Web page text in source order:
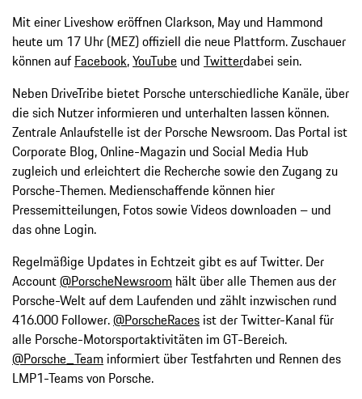
Mit einer Liveshow eröffnen Clarkson, May und Hammond
heute um 17 Uhr (MEZ) offiziell die neue Plattform. Zuschauer
können aufFacebook,YouTube und Twitterdabei sein.
Neben DriveTribe bietet Porsche unterschiedliche Kanäle, über
die sich Nutzer informieren und unterhalten lassen können.
Zentrale Anlaufstelle ist der Porsche Newsroom. Das Portal ist
Corporate Blog, Online-Magazin und Social Media Hub
zugleich und erleichtert die Recherche sowie den Zugang zu
Porsche-Themen. Medienschaffende können hier
Pressemitteilungen, Fotos sowie Videos downloaden – und
das ohne Login.
Regelmäßige Updates in Echtzeit gibt es auf Twitter. Der
Account@PorscheNewsroom hält über alle Themen aus der
Porsche-Welt auf dem Laufenden und zählt inzwischen rund
416.000 Follower.@PorscheRaces ist der Twitter-Kanal für
alle Porsche-Motorsportaktivitäten im GT-Bereich.
@Porsche_Team informiert über Testfahrten und Rennen des
LMP1-Teams von Porsche.